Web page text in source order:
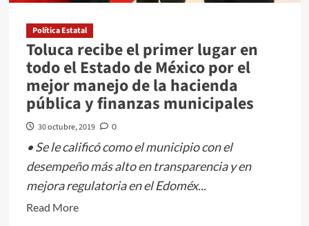
CARRETO
Política Estatal
Toluca recibe el primer lugar en
todo el Estado de México por el
mejor manejo de la hacienda
pública y finanzas municipales
30 octubre, 2019 0
• Se le calificó como el municipio con el
desempeño más alto en transparencia y en
mejora regulatoria en el Edoméx...
Read MoreRead